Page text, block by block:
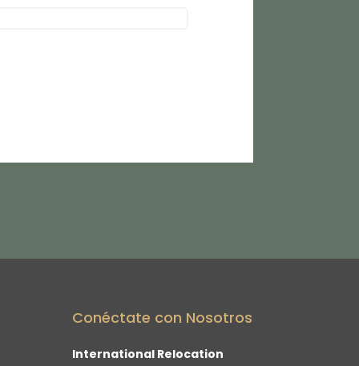
Conéctate con Nosotros
International Relocation